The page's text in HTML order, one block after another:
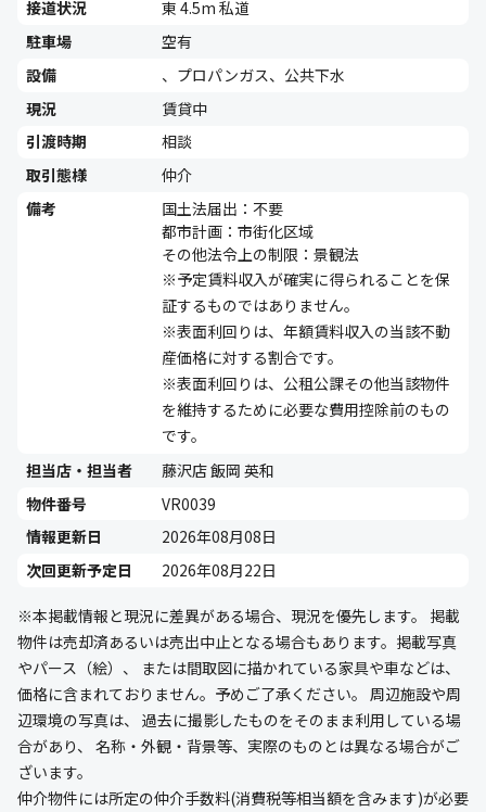
接道状況
東 4.5m 私道
駐車場
空有
設備
、プロパンガス、公共下水
現況
賃貸中
引渡時期
相談
取引態様
仲介
備考
国土法届出：不要
都市計画：市街化区域
その他法令上の制限：景観法
※予定賃料収入が確実に得られることを保
証するものではありません。
※表面利回りは、年額賃料収入の当該不動
産価格に対する割合です。
※表面利回りは、公租公課その他当該物件
を維持するために必要な費用控除前のもの
です。
担当店・担当者
藤沢店 飯岡 英和
物件番号
VR0039
情報更新日
2026年08月08日
次回更新予定日
2026年08月22日
※本掲載情報と現況に差異がある場合、現況を優先します。 掲載
物件は売却済あるいは売出中止となる場合もあります。掲載写真
やパース（絵）、 または間取図に描かれている家具や車などは、
価格に含まれておりません。予めご了承ください。 周辺施設や周
辺環境の写真は、 過去に撮影したものをそのまま利用している場
合があり、 名称・外観・背景等、実際のものとは異なる場合がご
ざいます。
仲介物件には所定の仲介手数料(消費税等相当額を含みます)が必要